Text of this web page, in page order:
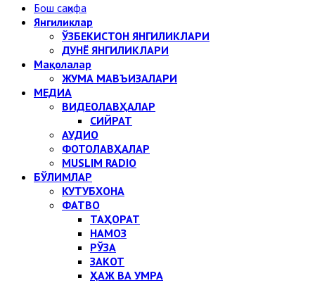
Бош саҳифа
Янгиликлар
ЎЗБЕКИСТОН ЯНГИЛИКЛАРИ
ДУНЁ ЯНГИЛИКЛАРИ
Мақолалар
ЖУМА МАВЪИЗАЛАРИ
МЕДИА
ВИДЕОЛАВҲАЛАР
СИЙРАТ
АУДИО
ФОТОЛАВҲАЛАР
MUSLIM RADIO
БЎЛИМЛАР
КУТУБХОНА
ФАТВО
ТАҲОРАТ
НАМОЗ
РЎЗА
ЗАКОТ
ҲАЖ ВА УМРА